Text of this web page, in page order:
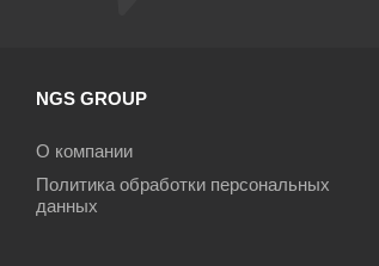
NGS GROUP
О компании
Политика обработки персональных
данных